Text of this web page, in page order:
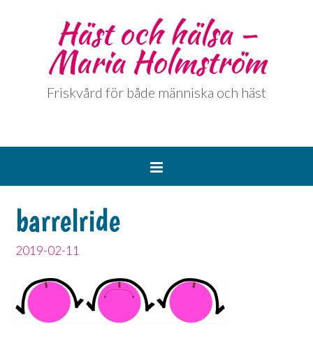
Häst och hälsa –
Maria Holmström
Friskvård för både människa och häst
barrelride
2019-02-11